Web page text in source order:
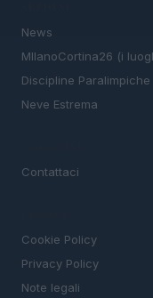
News
MIlanoCortina26 (i
Discipline Paralimpiche
Neve Estrema
Contattaci
Cookie Policy
Privacy Policy
Note legali